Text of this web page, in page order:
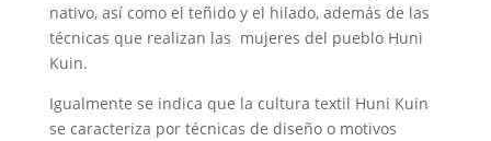
nativo, así como el teñido y el hilado, además de las
técnicas que realizan las mujeres del pueblo Huni
Kuin.
Igualmente se indica que la cultura textil Huni Kuin
se caracteriza por técnicas de diseño o motivos